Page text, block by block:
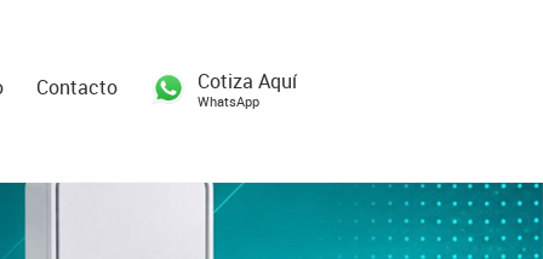
Contacto Cotiza Aquí
WhatsApp